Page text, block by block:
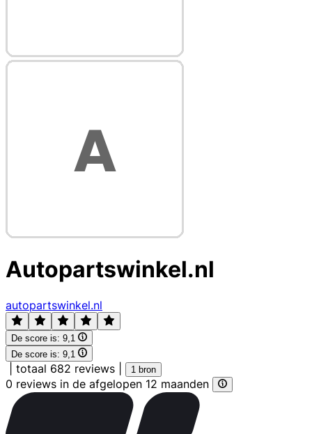
Autopartswinkel.nl
autopartswinkel.nl
De score is: 9,1
De score is: 9,1
totaal 682 reviews 1 bron
0 reviews in de afgelopen 12 maanden